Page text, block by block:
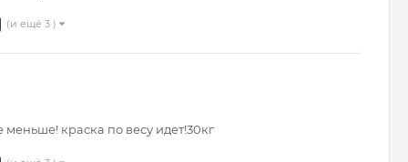
(и ещё 3 )
меньше! краска по весу идет!30кг